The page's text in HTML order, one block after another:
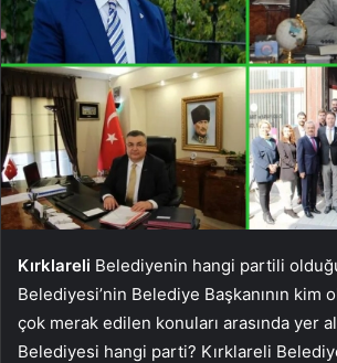
Kırklareli Belediyenin hangi partili
Belediyesi’nin Belediye Başkanının kim
çok merak edilen konuları arasında yer
Belediyesi hangi parti? Kırklareli